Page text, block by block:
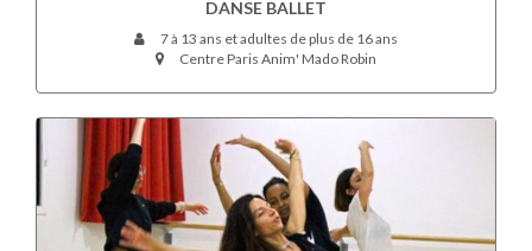
DANSE BALLET
7 à 13 ans et adultes de plus de 16 ans
Centre Paris Anim' Mado Robin